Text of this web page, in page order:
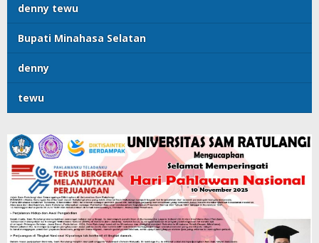
denny tewu
Bupati Minahasa Selatan
denny
tewu